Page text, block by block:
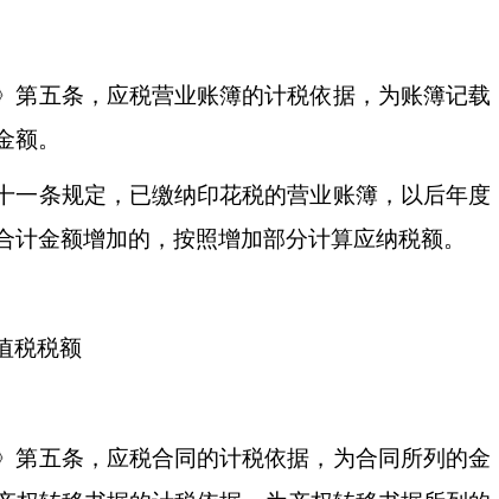
第五条，应税营业账簿的计税依据，为账簿记载
。
一条规定，已缴纳印花税的营业账簿，以后年度
金额增加的，按照增加部分计算应纳税额。
税税额
第五条，应税合同的计税依据，为合同所列的金